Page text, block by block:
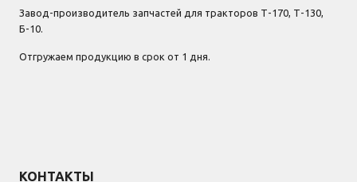
Завод-производитель запчастей для тракторов Т-170, Т-130,
Б-10.
Отгружаем продукцию в срок от 1 дня.
КОНТАКТЫ